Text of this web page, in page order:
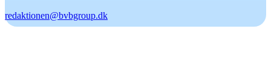
redaktionen@bvbgroup.dk